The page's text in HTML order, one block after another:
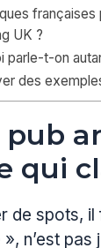
UK ?
parle-t-on
des
pub
qui
de spots,
n’est